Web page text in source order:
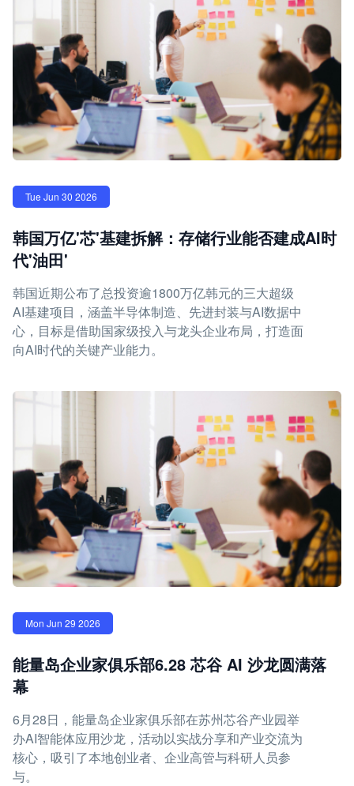
Tue Jun 30 2026
韩国万亿'芯'基建拆解：存储行业能否建成AI时
代'油田'
韩国近期公布了总投资逾1800万亿韩元的三大超级
AI基建项目，涵盖半导体制造、先进封装与AI数据中
心，目标是借助国家级投入与龙头企业布局，打造面
向AI时代的关键产业能力。
Mon Jun 29 2026
能量岛企业家俱乐部6.28 芯谷 AI 沙龙圆满落
幕
6月28日，能量岛企业家俱乐部在苏州芯谷产业园举
办AI智能体应用沙龙，活动以实战分享和产业交流为
核心，吸引了本地创业者、企业高管与科研人员参
与。